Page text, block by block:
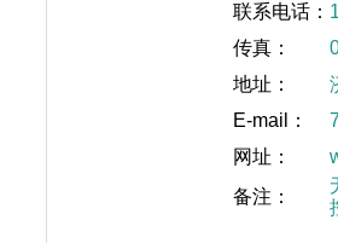
联系电话：
传真：
地址：
E-mail：
网址：
备注：